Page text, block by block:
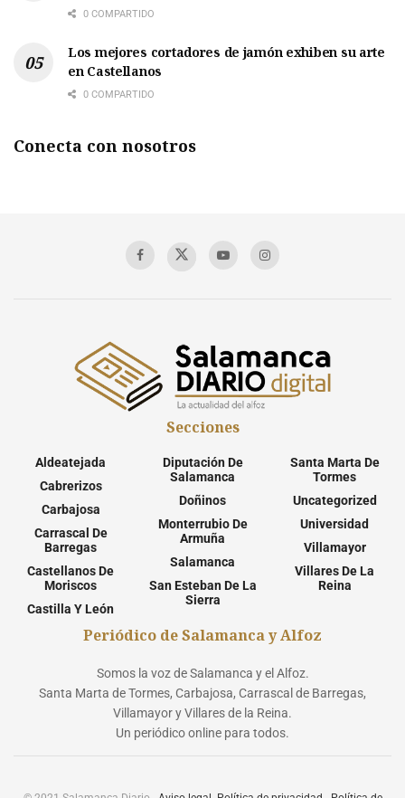
0 COMPARTIDO
Los mejores cortadores de jamón exhiben su arte
en Castellanos
0 COMPARTIDO
Conecta con nosotros
Secciones
Aldeatejada
Cabrerizos
Carbajosa
Carrascal De
Barregas
Castellanos De
Moriscos
Castilla Y León
Diputación De
Salamanca
Doñinos
Monterrubio De
Armuña
Salamanca
San Esteban De La
Sierra
Santa Marta De
Tormes
Uncategorized
Universidad
Villamayor
Villares De La
Reina
Periódico de Salamanca y Alfoz
Somos la voz de Salamanca y el Alfoz.
Santa Marta de Tormes, Carbajosa, Carrascal de Barregas,
Villamayor y Villares de la Reina.
Un periódico online para todos.